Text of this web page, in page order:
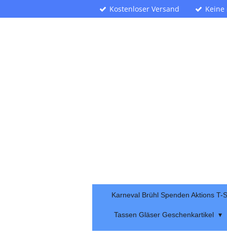
Hauptinhalt
Kostenloser Versand
Karneval Brühl Spenden Aktions T-
Tassen Gläser Geschenkartikel